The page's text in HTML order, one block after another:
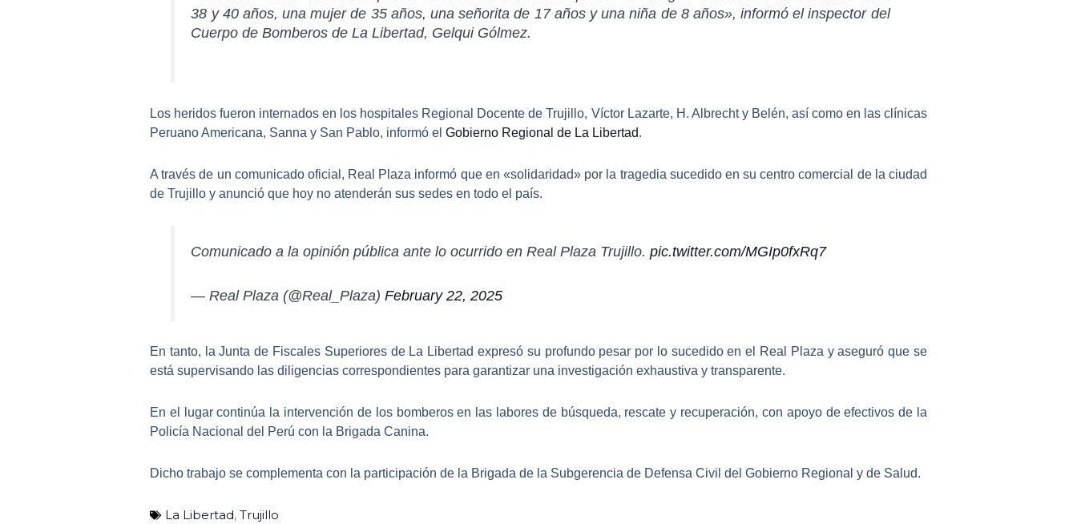
38 y 40 años, una mujer de 35 años, una señorita de 17 años y una niña de 8 años», informó el inspector del
Cuerpo de Bomberos de La Libertad, Gelqui Gólmez.
Los heridos fueron internados en los hospitales Regional Docente de Trujillo, Víctor Lazarte, H. Albrecht y Belén, así como en las clínicas
Peruano Americana, Sanna y San Pablo, informó el Gobierno Regional de La Libertad.
A través de un comunicado oficial, Real Plaza informó que en «solidaridad» por la tragedia sucedido en su centro comercial de la ciudad
de Trujillo y anunció que hoy no atenderán sus sedes en todo el país.
Comunicado a la opinión pública ante lo ocurrido en Real Plaza Trujillo.pic.twitter.com/MGIp0fxRq7
— Real Plaza (@Real_Plaza)February 22, 2025
En tanto, laJunta de Fiscales Superiores de La Libertad expresó su profundo pesar por lo sucedido en el Real Plaza y aseguró que se
está supervisando las diligencias correspondientes para garantizar una investigación exhaustiva y transparente.
En el lugarcontinúa la intervención de los bomberos en las labores de búsqueda, rescate y recuperación, con apoyo de efectivos de la
Policía Nacional del Perú con la Brigada Canina.
Dicho trabajo se complementa con la participación de la Brigada de la Subgerencia de Defensa Civil del Gobierno Regional y de Salud.
La Libertad, Trujillo